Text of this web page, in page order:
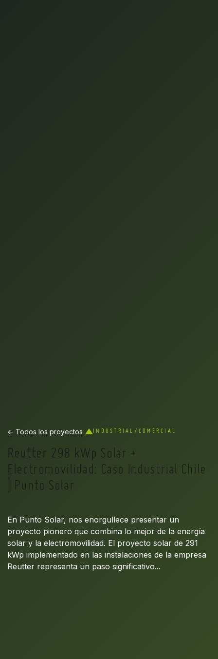
← Todos los proyectos INDUSTRIAL/COMERCIAL
Reutter 298 kWp Solar +
Electromovilidad: Caso Industrial Chile
| Punto Solar
En Punto Solar, nos enorgullece presentar un
proyecto pionero que combina lo mejor de la energía
solar y la electromovilidad. El proyecto solar de 291
kWp implementado en las instalaciones de la empresa
Reutter representa un paso significativo...